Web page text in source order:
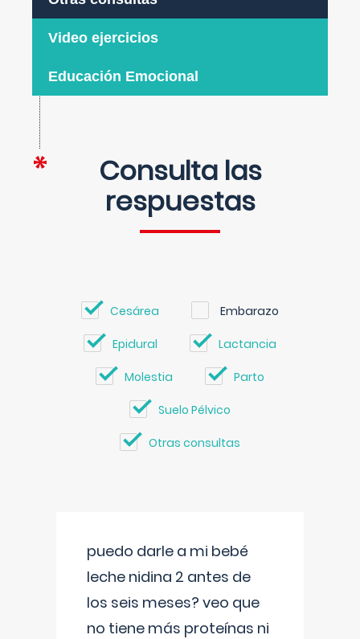
Video ejercicios
Educación Emocional
Consulta las
respuestas
Cesárea Embarazo
Epidural Lactancia
Molestia Parto
Suelo Pélvico
Otras consultas
puedo darle a mi bebé
leche nidina 2 antes de
los seis meses? veo que
no tiene más proteínas ni